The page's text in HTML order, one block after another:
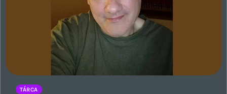
TÁRCA